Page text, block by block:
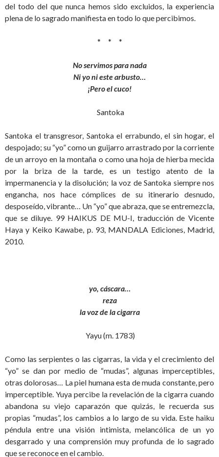
del todo del que nunca hemos sido excluidos, la experiencia
plena de lo sagrado manifiesta en todo lo que percibimos.
* * *
No servimos para nada
Ni yo ni este arbusto…
¡Pero el cuco!
Santoka
Santoka el transgresor, Santoka el errabundo, el sin hogar, el
despojado; su “yo” como un guijarro arrastrado por la corriente
de un arroyo en la montaña o como una hoja de hierba mecida
por la briza de la tarde, es un testigo atento de la
impermanencia y la disolución; la voz de Santoka siempre nos
engancha, nos hace cómplices de su itinerario desnudo,
desposeído, vibrante… Un “yo” que abraza, que se entremezcla,
que se diluye. 99 HAIKUS DE MU-I, traducción de Vicente
Haya y Keiko Kawabe, p. 93, MANDALA Ediciones, Madrid,
2010.
yo, cáscara…
reza
la voz de la cigarra
Yayu (m. 1783)
Como las serpientes o las cigarras, la vida y el crecimiento del
“yo” se dan por medio de “mudas”, algunas imperceptibles,
otras dolorosas… La piel humana esta de muda constante, pero
imperceptible. Yuya percibe la revelación de la cigarra cuando
abandona su viejo caparazón que quizás, le recuerda sus
propias “mudas”, los cambios a lo largo de su vida. Este haiku
péndula entre una visión intimista, melancólica de un yo
desgarrado y una comprensión muy profunda de lo sagrado
que se reconoce en el cambio.